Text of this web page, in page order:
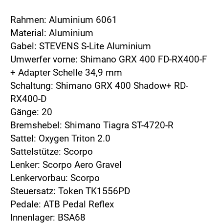
Rahmen: Aluminium 6061
Material: Aluminium
Gabel: STEVENS S-Lite Aluminium
Umwerfer vorne: Shimano GRX 400 FD-RX400-F
+ Adapter Schelle 34,9 mm
Schaltung: Shimano GRX 400 Shadow+ RD-
RX400-D
Gänge: 20
Bremshebel: Shimano Tiagra ST-4720-R
Sattel: Oxygen Triton 2.0
Sattelstütze: Scorpo
Lenker: Scorpo Aero Gravel
Lenkervorbau: Scorpo
Steuersatz: Token TK1556PD
Pedale: ATB Pedal Reflex
Innenlager: BSA68